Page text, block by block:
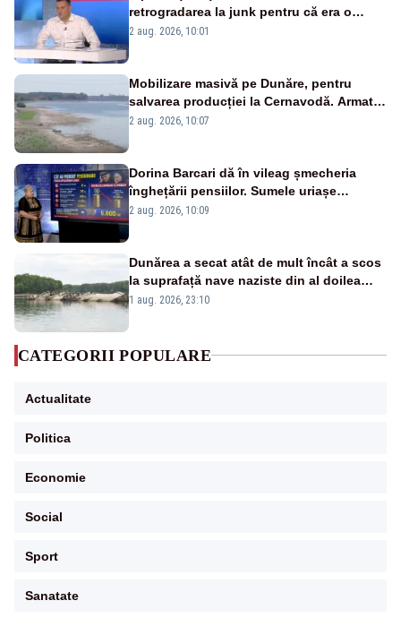
retrogradarea la junk pentru că era o
catastrofă pentru bănci și fondurile de
2 aug. 2026, 10:01
Mobilizare masivă pe Dunăre, pentru
salvarea producției la Cernavodă. Armata
va detona o stâncă și va devia apa
2 aug. 2026, 10:07
Dorina Barcari dă în vileag șmecheria
înghețării pensiilor. Sumele uriașe
pierdute de fiecare român
2 aug. 2026, 10:09
Dunărea a secat atât de mult încât a scos
la suprafață nave naziste din al doilea
război mondial
1 aug. 2026, 23:10
CATEGORII POPULARE
Actualitate
Politica
Economie
Social
Sport
Sanatate